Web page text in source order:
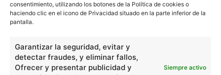
consentimiento, utilizando los botones de la Política de cookies o
haciendo clic en el icono de Privacidad situado en la parte inferior de la
pantalla.
Garantizar la seguridad, evitar y
detectar fraudes, y eliminar fallos,
Ofrecer y presentar publicidad y
Siempre activo
escuelapedia